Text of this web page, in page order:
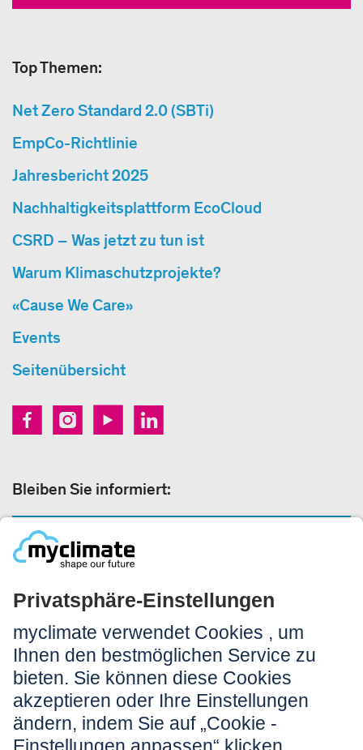
Top Themen:
Net Zero Standard 2.0 (SBTi)
EmpCo-Richtlinie
Jahresbericht 2025
Nachhaltigkeitsplattform EcoCloud
CSRD – Was jetzt zu tun ist
Warum Klimaschutzprojekte?
«Cause We Care»
Events
Seitenübersicht
Bleiben Sie informiert:
Rechtliches:
Impressum
Nutzungshinweis
AGB